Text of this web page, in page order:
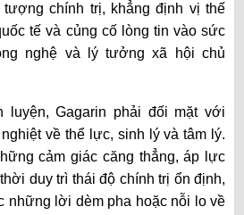
chính trị, khẳng định vị thế
tế và củng cố lòng tin vào sức
nghệ và lý tưởng xã hội chủ
luyện, Gagarin phải đối mặt với
về thể lực, sinh lý và tâm lý.
cảm giác căng thẳng, áp lực
duy trì thái độ chính trị ổn định,
những lời dèm pha hoặc nỗi lo về